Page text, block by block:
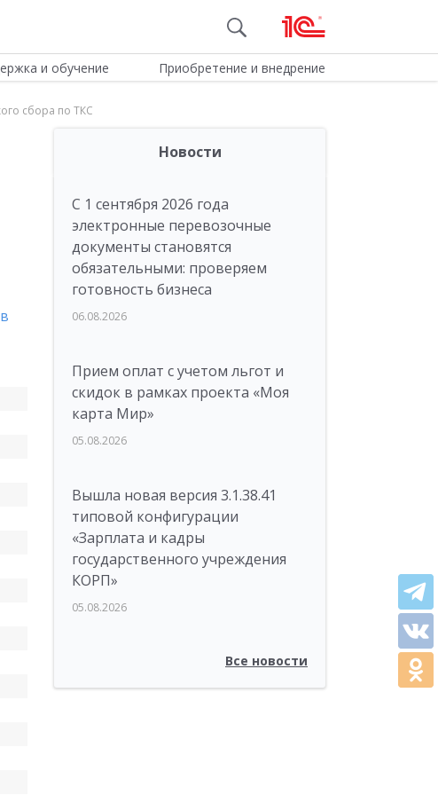
и обучение Приобретение и внедрение
сбора по ТКС
Новости
С 1 сентября 2026 года
электронные перевозочные
документы становятся
обязательными: проверяем
готовность бизнеса
06.08.2026
Прием оплат с учетом льгот и
скидок в рамках проекта «Моя
карта Мир»
05.08.2026
Вышла новая версия 3.1.38.41
типовой конфигурации
«Зарплата и кадры
государственного учреждения
КОРП»
05.08.2026
Все новости